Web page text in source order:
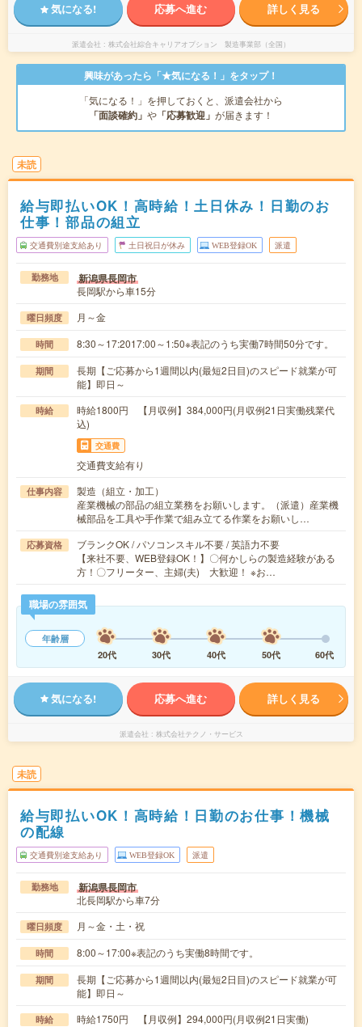
気になる! 応募へ進む 詳しく見る
派遣会社 株式会社綜合キャリアオプション 製造事業部（全国）
興味があったら「★気になる！」をタップ！
「気になる！」を押しておくと、派遣会社から
「面談確約」 や 「応募歓迎」 が届きます！
未読
給与即払いOK！高時給！土日休み！日勤のお
仕事！部品の組立
交通費別途支給あり 土日祝日が休み WEB登録OK 派遣
勤務地 新潟県長岡市
長岡駅から車15分
曜日頻度 月～金
時間 8:30～17:2017:00～1:50※表記のうち実働7時間50分です。
期間
長期【ご応募から1週間以内(最短2日目)のスピード就業が可
能】即日～
時給
時給1800円 【月収例】384,000円(月収例21日実働残業代
込)
交通費
交通費支給有り
仕事内容
製造（組立・加工）
産業機械の部品の組立業務をお願いします。（派遣）産業機
械部品を工具や手作業で組み立てる作業をお願いし…
応募資格
ブランクOK / パソコンスキル不要 / 英語力不要
【来社不要、WEB登録OK！】〇何かしらの製造経験がある
方！〇フリーター、主婦(夫) 大歓迎！ ※お…
職場の雰囲気
年齢層
20代
30代 40代 50代 60代
気になる! 応募へ進む 詳しく見る
派遣会社 株式会社テクノ・サービス
未読
給与即払いOK！高時給！日勤のお仕事！機械
の配線
交通費別途支給あり WEB登録OK 派遣
勤務地 新潟県長岡市
北長岡駅から車7分
曜日頻度 月～金・土・祝
時間 8:00～17:00※表記のうち実働8時間です。
期間
長期【ご応募から1週間以内(最短2日目)のスピード就業が可
能】即日～
時給 時給1750円 【月収例】294,000円(月収例21日実働)